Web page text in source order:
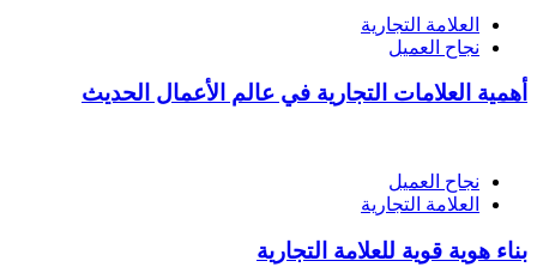
العلامة التجارية
نجاح العميل
أهمية العلامات التجارية في عالم الأعمال الحديث
نجاح العميل
العلامة التجارية
بناء هوية قوية للعلامة التجارية